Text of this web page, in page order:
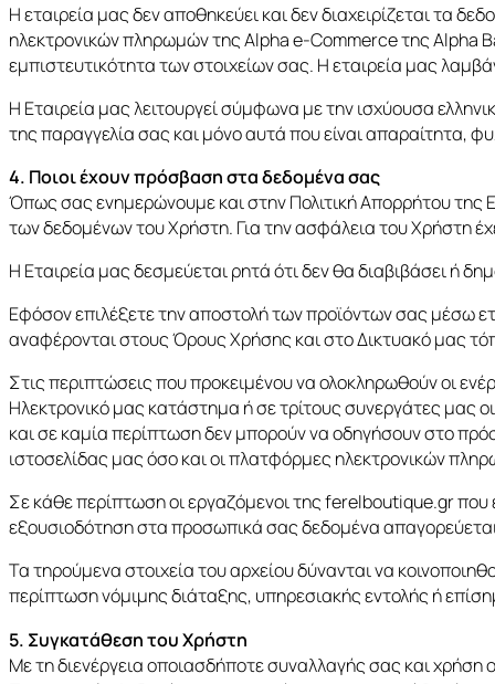
Η εταιρεία μας δεν αποθηκεύει και δεν διαχειρίζεται
ηλεκτρονικών πληρωμών της Alpha e-Commerce της Alpha
εμπιστευτικότητα των στοιχείων σας. Η εταιρεία μας
Η Εταιρεία μας λειτουργεί σύμφωνα με την ισχύουσα
της παραγγελία σας και μόνο αυτά που είναι απαραίτητα,
4. Ποιοι έχουν πρόσβαση στα δεδομένα σας
Όπως σας ενημερώνουμε και στην Πολιτική Απορρήτου της
των δεδομένων του Χρήστη. Για την ασφάλεια του Χρήστη
Η Εταιρεία μας δεσμεύεται ρητά ότι δεν θα διαβιβάσει ή
Εφόσον επιλέξετε την αποστολή των προϊόντων σας μέσω
αναφέρονται στους Όρους Χρήσης και στο Δικτυακό μας
Στις περιπτώσεις που προκειμένου να ολοκληρωθούν οι
Ηλεκτρονικό μας κατάστημα ή σε τρίτους συνεργάτες μας
και σε καμία περίπτωση δεν μπορούν να οδηγήσουν στο
ιστοσελίδας μας όσο και οι πλατφόρμες ηλεκτρονικών
Σε κάθε περίπτωση οι εργαζόμενοι της ferelboutique.gr
εξουσιοδότηση στα προσωπικά σας δεδομένα
Τα τηρούμενα στοιχεία του αρχείου δύνανται να
περίπτωση νόμιμης διάταξης, υπηρεσιακής εντολής ή
5. Συγκατάθεση του Χρήστη
Με τη διενέργεια οποιασδήποτε συναλλαγής σας και